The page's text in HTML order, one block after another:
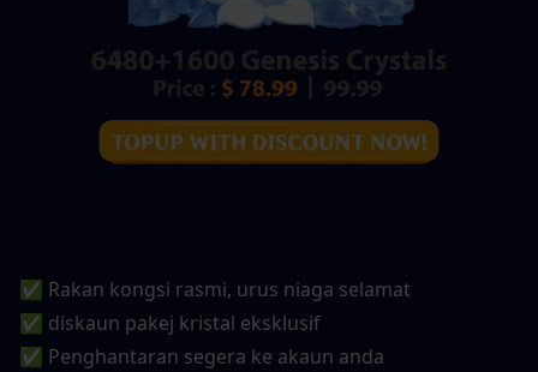
✅ Rakan kongsi rasmi, urus niaga selamat
✅ diskaun pakej kristal eksklusif
✅ Penghantaran segera ke akaun anda